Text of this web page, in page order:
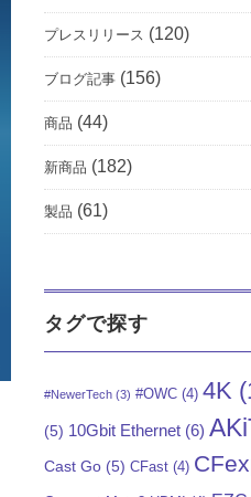
プレスリリース (120)
ブログ記事 (156)
商品 (44)
新商品 (182)
製品 (61)
タグで探す
#NewerTech (3) #OWC (4) 4K
(5) 10Gbit Ethernet (6)
Cast Go (5) CFast (4)